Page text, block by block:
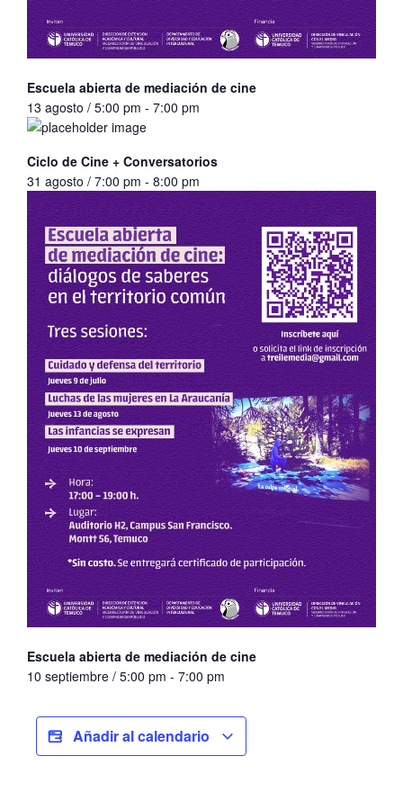
Escuela abierta de mediación de cine
13 agosto / 5:00 pm - 7:00 pm
Ciclo de Cine + Conversatorios
31 agosto / 7:00 pm - 8:00 pm
Escuela abierta de mediación de cine
10 septiembre / 5:00 pm - 7:00 pm
Añadir al calendario